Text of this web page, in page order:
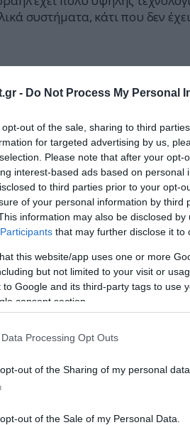
- Do Not Process My Personal
opt-out of the sale, sharing to third
for targeted advertising by us,
Please note that after your opt-
interest-based ads based on personal
to third parties prior to your opt-
of your personal information by third
information may also be disclosed
that may further disclose it to
this website/app uses one or more
but not limited to your visit or
to Google and its third-party tags to use
consent section.
Processing Opt Outs
out of the Sharing of my personal data.
out of the Sale of my Personal Data.
συστήματα, κάτι που δεν